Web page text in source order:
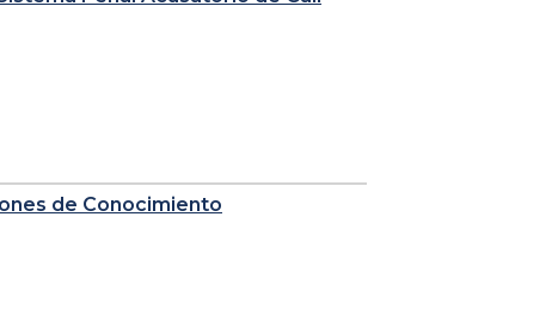
de Conocimiento